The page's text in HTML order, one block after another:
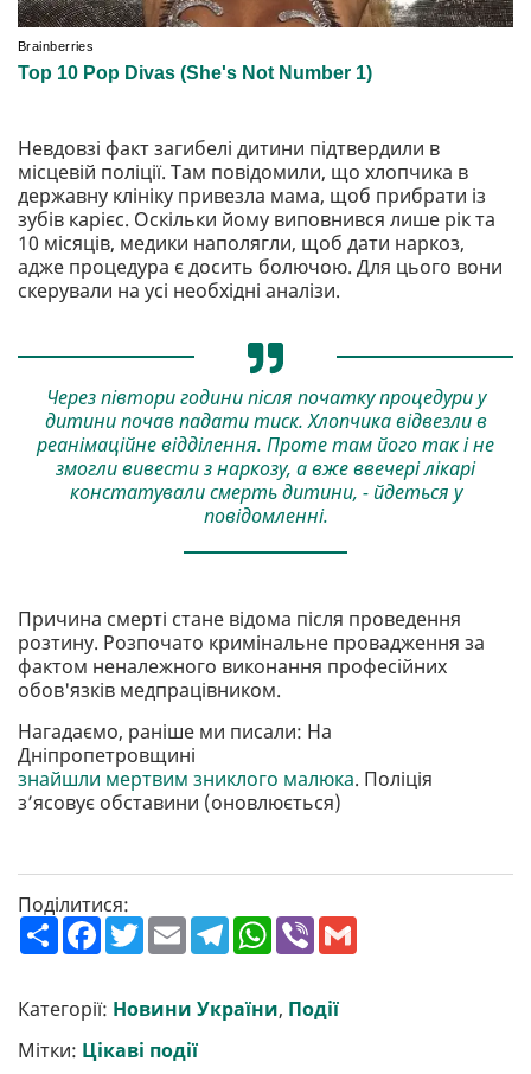
Невдовзі факт загибелі дитини підтвердили в
місцевій поліції. Там повідомили, що хлопчика в
державну клініку привезла мама, щоб прибрати із
зубів карієс. Оскільки йому виповнився лише рік та
10 місяців, медики наполягли, щоб дати наркоз,
адже процедура є досить болючою. Для цього вони
скерували на усі необхідні аналізи.
Через півтори години після початку процедури у
дитини почав падати тиск. Хлопчика відвезли в
реанімаційне відділення. Проте там його так і не
змогли вивести з наркозу, а вже ввечері лікарі
констатували смерть дитини, - йдеться у
повідомленні.
Причина смерті стане відома після проведення
розтину. Розпочато кримінальне провадження за
фактом неналежного виконання професійних
обов'язків медпрацівником.
Нагадаємо, раніше ми писали: На
Дніпропетровщині
знайшли мертвим зниклого малюка. Поліція
з’ясовує обставини (оновлюється)
Поділитися:
П
о
р
и
т
и
F
a
b
o
o
k
T
w
t
e
r
E
m
l
T
e
g
r
W
h
s
A
V
r
Категорії: Новини України, Події
Мітки: Цікаві події